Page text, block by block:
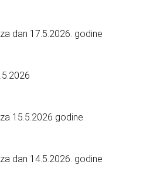
dan 17.5.2026. godine
medije 16.5.2026
15.5.2026 godine.
dan 14.5.2026. godine